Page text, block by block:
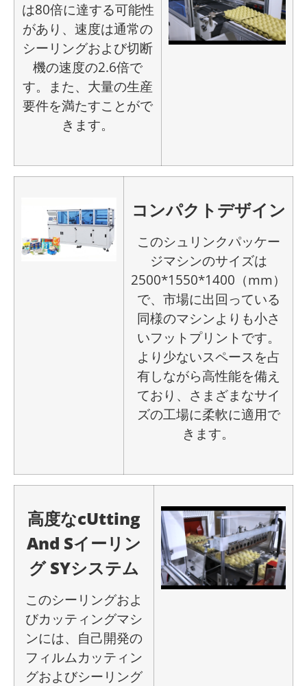
は80倍に達する可能性
があり、速度は通常の
シーリングおよび切断
機の速度の2.6倍で
す。また、大量の生産
要件を満たすことがで
きます。
コンパクトデザイン
このシュリンクパッケー
ジマシンのサイズは
2500*1550*1400（mm）
で、市場に出回っている
同様のマシンよりも小さ
いフットプリントです。
より少ないスペースを占
有しながら高性能を備え
ており、さまざまなサイ
ズの工場に柔軟に適用で
きます。
高度なcUtting
And Sイーリン
グSYシステム
このシーリングおよ
びカッティングマシ
ンには、自己開発の
フィルムカッティン
グおよびシーリング